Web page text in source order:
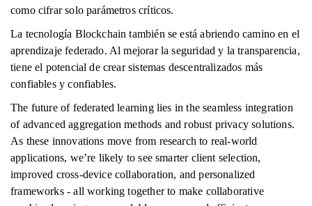
como cifrar solo parámetros críticos.
La tecnología Blockchain también se está abriendo camino en el
aprendizaje federado. Al mejorar la seguridad y la transparencia,
tiene el potencial de crear sistemas descentralizados más
confiables y confiables.
The future of federated learning lies in the seamless integration
of advanced aggregation methods and robust privacy solutions.
As these innovations move from research to real-world
applications, we’re likely to see smarter client selection,
improved cross-device collaboration, and personalized
frameworks - all working together to make collaborative